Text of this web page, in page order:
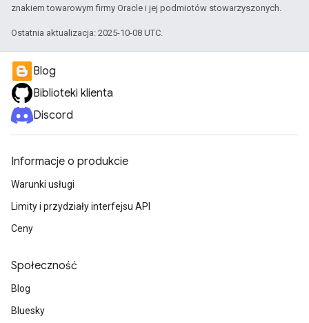
znakiem towarowym firmy Oracle i jej podmiotów stowarzyszonych.
Ostatnia aktualizacja: 2025-10-08 UTC.
Blog
Biblioteki klienta
Discord
Informacje o produkcie
Warunki usługi
Limity i przydziały interfejsu API
Ceny
Społeczność
Blog
Bluesky